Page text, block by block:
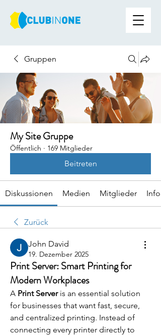
Gruppen
My Site Gruppe
Öffentlich · 169 Mitglieder
Beitreten
Diskussionen Medien Mitglieder Info
Zurück
John David
19. Dezember 2025
Print Server: Smart Printing for
Modern Workplaces
A Print Server is an essential solution
for businesses that want fast, secure,
and centralized printing. Instead of
connecting every printer directly to